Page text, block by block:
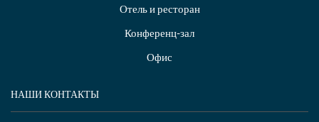
Отель и ресторан
Конференц-зал
Офис
НАШИ КОНТАКТЫ